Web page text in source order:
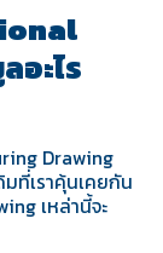
ะไร
Drawing
ที่เราคุ้นเคยกัน
เหล่านี้จะ